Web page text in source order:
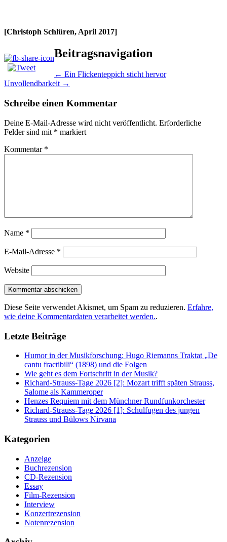
[Christoph Schlüren, April 2017]
Beitragsnavigation
← Ein Flickenteppich sticht hervor
Unvollendbarkeit →
Schreibe einen Kommentar
Deine E-Mail-Adresse wird nicht veröffentlicht. Erforderliche
Felder sind mit * markiert
Kommentar *
Name *
E-Mail-Adresse *
Website
Diese Seite verwendet Akismet, um Spam zu reduzieren. Erfahre,
wie deine Kommentardaten verarbeitet werden..
Letzte Beiträge
Humor in der Musikforschung: Hugo Riemanns Traktat „De
cantu fractibili“ (1898) und die Folgen
Wie geht es dem Fortschritt in der Musik?
Richard-Strauss-Tage 2026 [2]: Mozart trifft späten Strauss,
Salome als Kammeroper
Henzes Requiem mit dem Münchner Rundfunkorchester
Richard-Strauss-Tage 2026 [1]: Schulfugen des jungen
Strauss und Bülows Nirvana
Kategorien
Anzeige
Buchrezension
CD-Rezension
Essay
Film-Rezension
Interview
Konzertrezension
Notenrezension